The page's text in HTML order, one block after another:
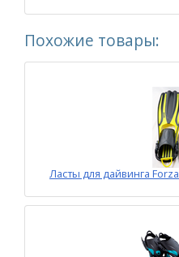
Похожие товары:
Ласты для дайвинга Forza